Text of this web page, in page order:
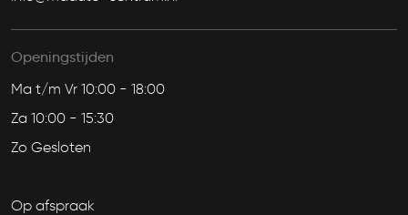
Openingstijden
Ma t/m Vr 10:00 - 18:00
Za 10:00 - 15:30
Zo Gesloten
Op afspraak